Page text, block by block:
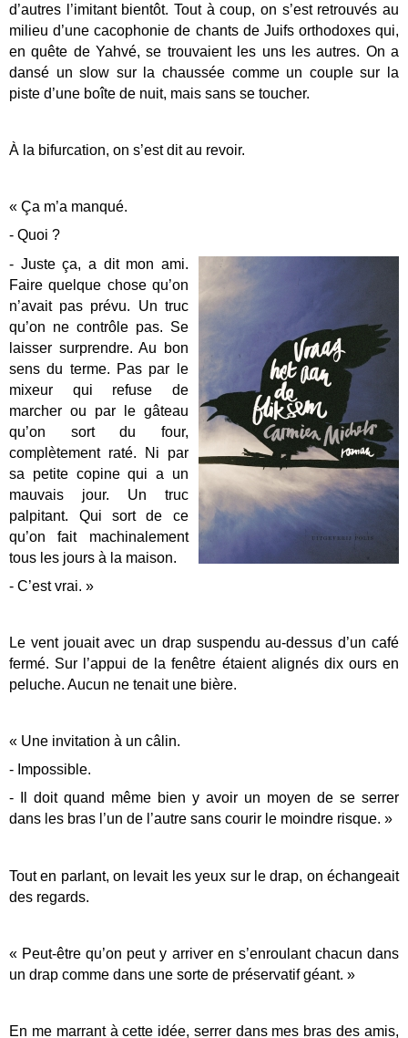
d’autres l’imitant bientôt. Tout à coup, on s’est retrouvés au
milieu d’une cacophonie de chants de Juifs orthodoxes qui,
en quête de Yahvé, se trouvaient les uns les autres. On a
dansé un slow sur la chaussée comme un couple sur la
piste d’une boîte de nuit, mais sans se toucher.
À la bifurcation, on s’est dit au revoir.
« Ça m’a manqué.
- Quoi ?
- Juste ça, a dit mon ami.
Faire quelque chose qu’on
n’avait pas prévu. Un truc
qu’on ne contrôle pas. Se
laisser surprendre. Au bon
sens du terme. Pas par le
mixeur qui refuse de
marcher ou par le gâteau
qu’on sort du four,
complètement raté. Ni par
sa petite copine qui a un
mauvais jour. Un truc
palpitant. Qui sort de ce
qu’on fait machinalement
tous les jours à la maison.
- C’est vrai. »
Le vent jouait avec un drap suspendu au-dessus d’un café
fermé. Sur l’appui de la fenêtre étaient alignés dix ours en
peluche. Aucun ne tenait une bière.
« Une invitation à un câlin.
- Impossible.
- Il doit quand même bien y avoir un moyen de se serrer
dans les bras l’un de l’autre sans courir le moindre risque. »
Tout en parlant, on levait les yeux sur le drap, on échangeait
des regards.
« Peut-être qu’on peut y arriver en s’enroulant chacun dans
un drap comme dans une sorte de préservatif géant. »
En me marrant à cette idée, serrer dans mes bras des amis,